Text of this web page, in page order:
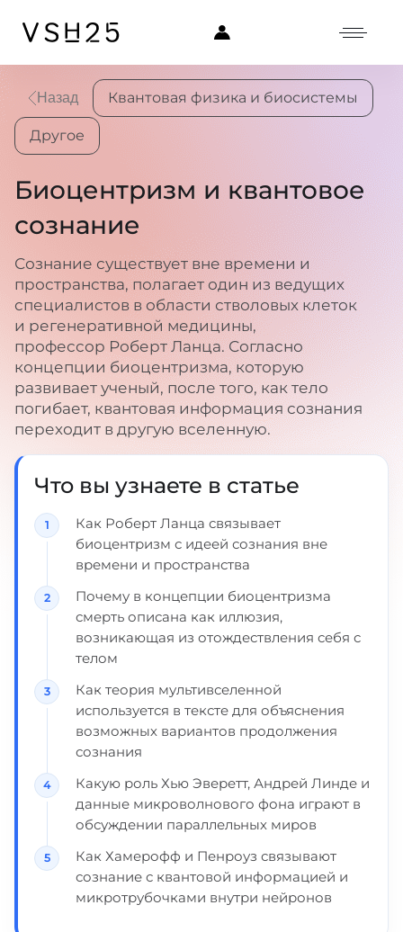
Назад Квантовая физика и биосистемы
Другое
Биоцентризм и квантовое
сознание
Сознание существует вне времени и
пространства, полагает один из ведущих
специалистов в области стволовых клеток
и регенеративной медицины,
профессор Роберт Ланца. Согласно
концепции биоцентризма, которую
развивает ученый, после того, как тело
погибает, квантовая информация сознания
переходит в другую вселенную.
Что вы узнаете в статье
Как Роберт Ланца связывает
биоцентризм с идеей сознания вне
времени и пространства
Почему в концепции биоцентризма
смерть описана как иллюзия,
возникающая из отождествления себя с
телом
Как теория мультивселенной
используется в тексте для объяснения
возможных вариантов продолжения
сознания
Какую роль Хью Эверетт, Андрей Линде и
данные микроволнового фона играют в
обсуждении параллельных миров
Как Хамерофф и Пенроуз связывают
сознание с квантовой информацией и
микротрубочками внутри нейронов